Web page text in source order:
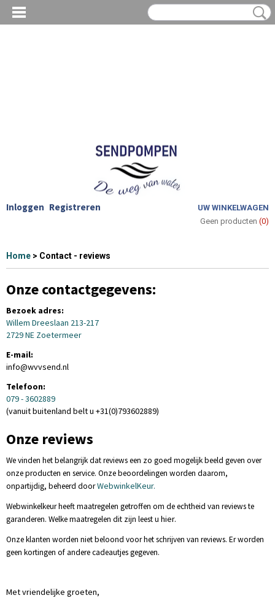
Inloggen Registreren
UW WINKELWAGEN
Geen producten (0)
Home > Contact - reviews
Onze contactgegevens:
Bezoek adres:
Willem Dreeslaan 213-217
2729 NE Zoetermeer
E-mail:
info@wvvsend.nl
Telefoon:
079 - 3602889
(vanuit buitenland belt u +31(0)793602889)
Onze reviews
We vinden het belangrijk dat reviews een zo goed mogelijk beeld geven over
onze producten en service. Onze beoordelingen worden daarom,
onpartijdig, beheerd doorWebwinkelKeur.
Webwinkelkeur heeft maatregelen getroffen om de echtheid van reviews te
garanderen. Welke maatregelen dit zijn leest u hier.
Onze klanten worden niet beloond voor het schrijven van reviews. Er worden
geen kortingen of andere cadeautjes gegeven.
Met vriendelijke groeten,